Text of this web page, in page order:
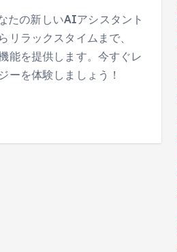
たの新しいAIアシスタント
リラックスタイムまで、
能を提供します。今すぐレ
ーを体験しましょう！